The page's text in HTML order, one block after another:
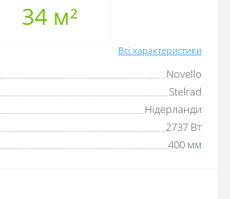
34 м²
Всі характеристики
Novello
Stelrad
Нідерланди
2737 Вт
400 мм